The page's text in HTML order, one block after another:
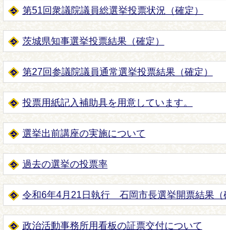
第51回衆議院議員総選挙投票状況（確定）
茨城県知事選挙投票結果（確定）
第27回参議院議員通常選挙投票結果（確定）
投票用紙記入補助具を用意しています。
選挙出前講座の実施について
過去の選挙の投票率
令和6年4月21日執行 石岡市長選挙開票結果（
政治活動事務所用看板の証票交付について